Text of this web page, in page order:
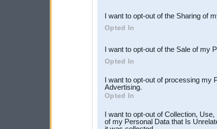
Downstream Participants
third parties.
I want to opt-out of the Sharing of
Opted In
I want to opt-out of the Sale of my
Opted In
I want to opt-out of processing my
Advertising.
Opted In
I want to opt-out of Collection,
of my Personal Data that Is